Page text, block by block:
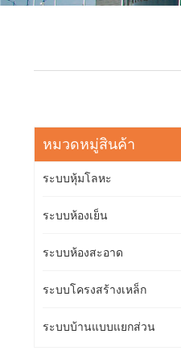
หมวดหมู่สินค้า
ระบบหุ้มโลหะ
ระบบห้องเย็น
ระบบห้องสะอาด
ระบบโครงสร้างเหล็ก
ระบบบ้านแบบแยกส่วน